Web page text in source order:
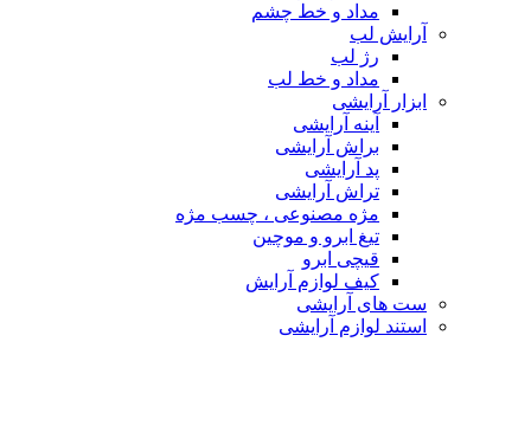
مداد و خط چشم
آرایش لب
رژ لب
مداد و خط لب
ابزار آرایشی
آینه آرایشی
براش آرایشی
پد آرایشی
تراش آرایشی
مژه مصنوعی ، چسب مژه
تیغ ابرو و موچین
قیچی ابرو
کیف لوازم آرایش
ست های آرایشی
استند لوازم آرایشی